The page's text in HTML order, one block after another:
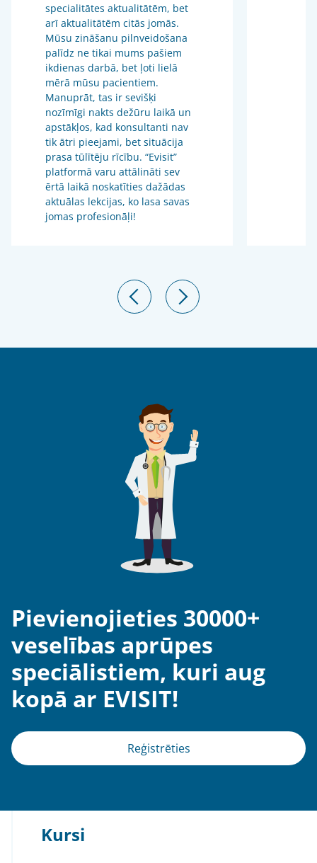
specialitātes aktualitātēm, bet
arī aktualitātēm citās jomās.
Mūsu zināšanu pilnveidošana
palīdz ne tikai mums pašiem
ikdienas darbā, bet ļoti lielā
mērā mūsu pacientiem.
Manuprāt, tas ir sevišķi
nozīmīgi nakts dežūru laikā un
apstākļos, kad konsultanti nav
tik ātri pieejami, bet situācija
prasa tūlītēju rīcību. “Evisit”
platformā varu attālināti sev
ērtā laikā noskatīties dažādas
aktuālas lekcijas, ko lasa savas
jomas profesionāļi!
Pievienojieties 30000+
veselības aprūpes
speciālistiem, kuri aug
kopā ar EVISIT!
Reģistrēties
Kursi